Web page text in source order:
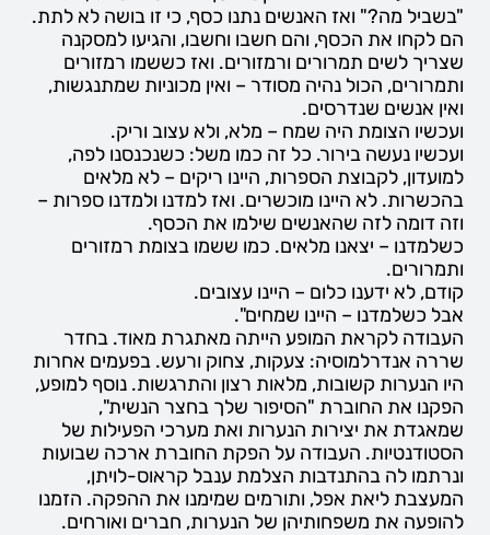
"בשביל מה?" ואז האנשים נתנו כסף, כי זו בושה לא לתת.
הם לקחו את הכסף, והם חשבו וחשבו, והגיעו למסקנה
שצריך לשים תמרורים ורמזורים. ואז כששמו רמזורים
ותמרורים, הכול נהיה מסודר – ואין מכוניות שמתנגשות,
ואין אנשים שנדרסים.
ועכשיו הצומת היה שמח – מלא, ולא עצוב וריק.
ועכשיו נעשה בירור. כל זה כמו משל: כשנכנסנו לפה,
למועדון, לקבוצת הספרות, היינו ריקים – לא מלאים
בהכשרות. לא היינו מוכשרים. ואז למדנו ולמדנו ספרות –
וזה דומה לזה שהאנשים שילמו את הכסף.
כשלמדנו – יצאנו מלאים. כמו ששמו בצומת רמזורים
ותמרורים.
קודם, לא ידענו כלום – היינו עצובים.
אבל כשלמדנו – היינו שמחים".
העבודה לקראת המופע הייתה מאתגרת מאוד. בחדר
שררה אנדרלמוסיה: צעקות, צחוק ורעש. בפעמים אחרות
היו הנערות קשובות, מלאות רצון והתרגשות. נוסף למופע,
הפקנו את החוברת "הסיפור שלך בחצר הנשית",
שמאגדת את יצירות הנערות ואת מערכי הפעילות של
הסטודנטיות. העבודה על הפקת החוברת ארכה שבועות
ונרתמו לה בהתנדבות הצלמת ענבל קראוס-לויתן,
המעצבת ליאת אפל, ותורמים שמימנו את ההפקה. הזמנו
להופעה את משפחותיהן של הנערות, חברים ואורחים.